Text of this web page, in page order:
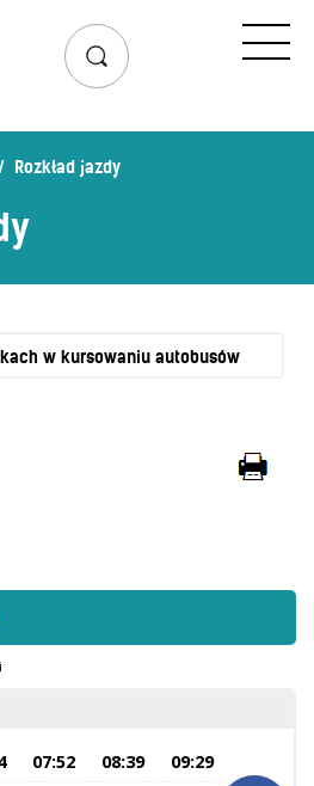
Przejazd
przystanków
– wyszukiwarka połączeń
i połączeń
linii nocnych
Bilety
biletów u kierowców
Karta Miejska
Payment System
Rozkład jazdy
w kursowaniu autobusów
07:52 08:39
09:29